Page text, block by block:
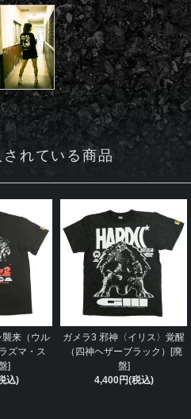
れている商品
襲来（ウル
ズマ・ス
]
込)
ガメラ3 邪神〈イリス〉覚醒
（四神ヘザーブラック）[廃
盤]
4,400円(税込)